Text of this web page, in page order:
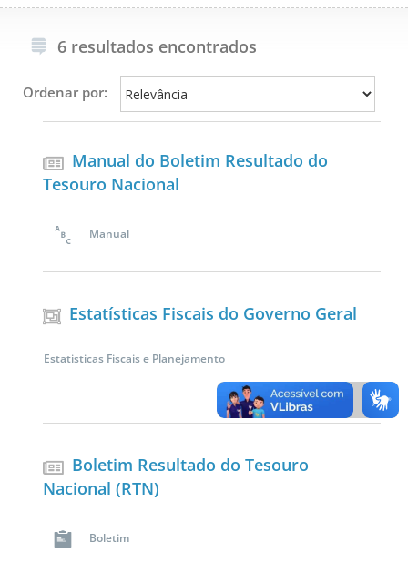
6 resultados encontrados
Ordenar por:
Manual do Boletim Resultado do
Tesouro Nacional
Manual
Estatísticas Fiscais do Governo Geral
Estatisticas Fiscais e Planejamento
Boletim Resultado do Tesouro
Nacional (RTN)
Boletim